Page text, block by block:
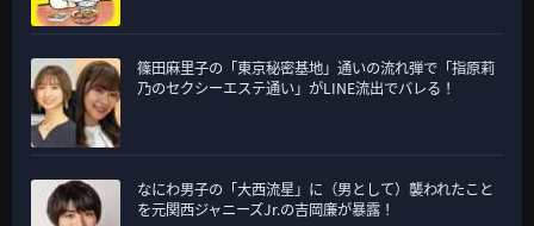
篠田麻里子の「東京秘密基地」通いの流れ弾で「指原莉
乃のセクシーエステ通い」がLINE流出でバレる！
なにわ男子の「大西流星」に（男として）襲われたこと
を元関西ジャニーズJr.の吉岡廉が暴露！